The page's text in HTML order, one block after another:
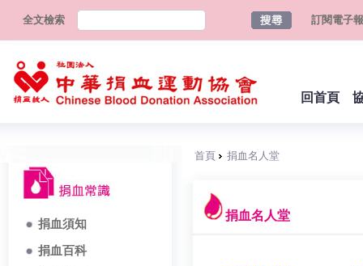
全文檢索 訂閱電子報
回首頁
捐血須知
捐血百科
首頁 捐血名人堂
捐血名人堂